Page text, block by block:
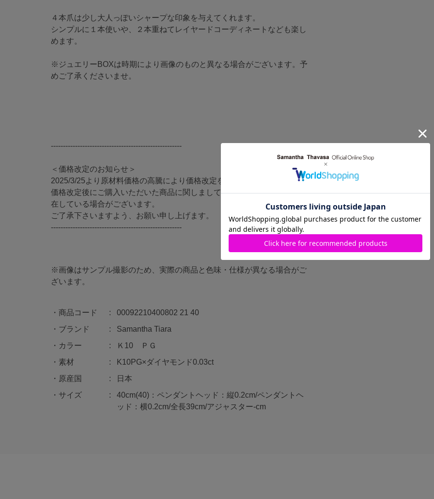
４本爪は少し大人っぽいシャープな印象を与えてくれます。
シンプルに１本使いや、２本重ねてレイヤードコーディネートなども楽し
めます。
※ジュエリーBOXは時期により画像のものと異なる場合がございます。予
めご了承くださいませ。
------------------------------------------------------
＜価格改定のお知らせ＞
2025/3/25より原材料価格の高騰により価格改定をさせて頂きます。
価格改定後にご購入いただいた商品に関しまして、旧価格の商品タグが混
在している場合がございます。
ご了承下さいますよう、お願い申し上げます。
------------------------------------------------------
※画像はサンプル撮影のため、実際の商品と色味・仕様が異なる場合がご
ざいます。
商品コード
00092210400802 21 40
ブランド
Samantha Tiara
カラー
Ｋ10 ＰＧ
素材
K10PG×ダイヤモンド0.03ct
原産国
日本
サイズ
40cm(40)：ペンダントヘッド：縦0.2cm/ペンダントヘ
ッド：横0.2cm/全長39cm/アジャスター-cm